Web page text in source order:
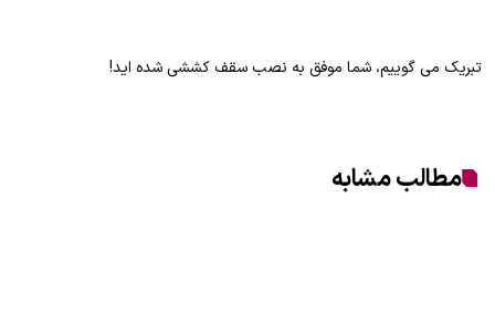
تبریک می گوییم، شما موفق به نصب سقف کششی شده اید!
مطالب مشابه